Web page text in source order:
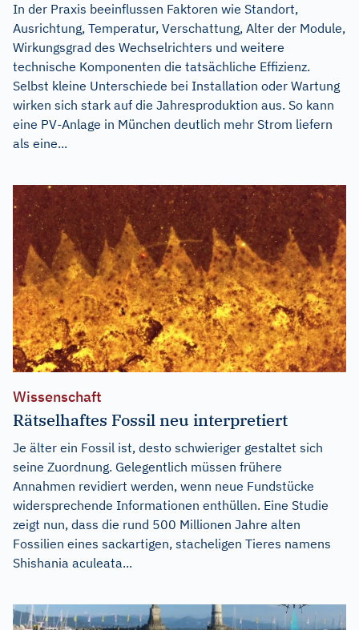
In der Praxis beeinflussen Faktoren wie Standort,
Ausrichtung, Temperatur, Verschattung, Alter der Module,
Wirkungsgrad des Wechselrichters und weitere
technische Komponenten die tatsächliche Effizienz.
Selbst kleine Unterschiede bei Installation oder Wartung
wirken sich stark auf die Jahresproduktion aus. So kann
eine PV-Anlage in München deutlich mehr Strom liefern
als eine...
Wissenschaft
Rätselhaftes Fossil neu interpretiert
Je älter ein Fossil ist, desto schwieriger gestaltet sich
seine Zuordnung. Gelegentlich müssen frühere
Annahmen revidiert werden, wenn neue Fundstücke
widersprechende Informationen enthüllen. Eine Studie
zeigt nun, dass die rund 500 Millionen Jahre alten
Fossilien eines sackartigen, stacheligen Tieres namens
Shishania aculeata...